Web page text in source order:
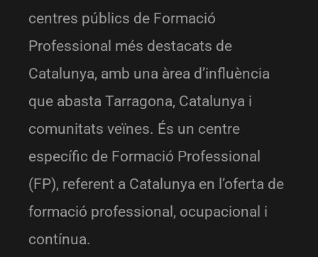
centres públics de Formació
Professional més destacats de
Catalunya, amb una àrea d’influència
que abasta Tarragona, Catalunya i
comunitats veïnes. És un centre
específic de Formació Professional
(FP), referent a Catalunya en l’oferta de
formació professional, ocupacional i
contínua.